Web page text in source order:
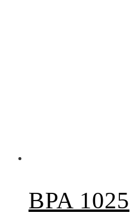
BPA 1025